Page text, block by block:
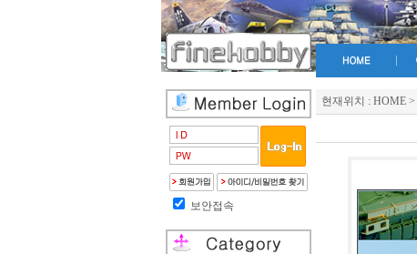
보안접속
현재위치 : HOME >